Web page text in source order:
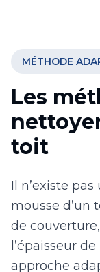
MÉTHODE
Les
toit
Il n’existe
mousse d’un
de
l’épaisseur
approche